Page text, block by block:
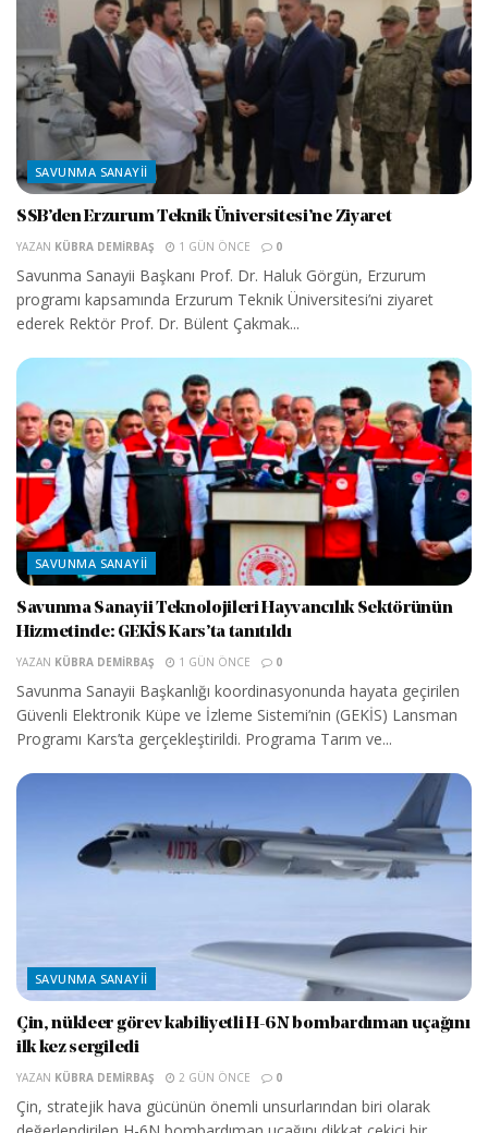
SAVUNMA SANAYII
SSB’den Erzurum Teknik Üniversitesi’ne Ziyaret
YAZAN KÜBRA DEMIRBAŞ 1 GÜN ÖNCE 0
Savunma Sanayii Başkanı Prof. Dr. Haluk Görgün, Erzurum
programı kapsamında Erzurum Teknik Üniversitesi’ni ziyaret
ederek Rektör Prof. Dr. Bülent Çakmak...
SAVUNMA SANAYII
Savunma Sanayii Teknolojileri Hayvancılık Sektörünün
Hizmetinde: GEKİS Kars’ta tanıtıldı
YAZAN KÜBRA DEMIRBAŞ 1 GÜN ÖNCE 0
Savunma Sanayii Başkanlığı koordinasyonunda hayata geçirilen
Güvenli Elektronik Küpe ve İzleme Sistemi’nin (GEKİS) Lansman
Programı Kars’ta gerçekleştirildi. Programa Tarım ve...
SAVUNMA SANAYII
Çin, nükleer görev kabiliyetli H-6N bombardıman uçağını
ilk kez sergiledi
YAZAN KÜBRA DEMIRBAŞ 2 GÜN ÖNCE 0
Çin, stratejik hava gücünün önemli unsurlarından biri olarak